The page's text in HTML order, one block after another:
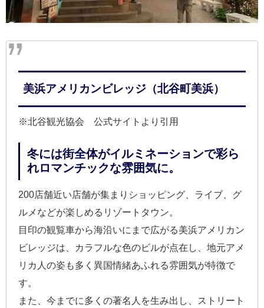
美浜アメリカンビレッジ（北谷町美浜）
※北谷観光協会 公式サイトより引用
冬には街全体がイルミネーションで彩ら
れロマンチックな雰囲気に。
200店舗近い店舗が集まりショッピング、ライブ、グ
ルメなどが楽しめるリゾートタウン。
目印の観覧車から海沿いにまで広がる美浜アメリカン
ビレッジは、カラフルな色のビルが点在し、地元アメ
リカ人の姿も多く異国情緒あふれる雰囲気が特徴で
す。
また、今までに多くの著名人を生み出し、ストリート